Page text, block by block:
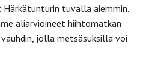
tuvalla aiemmin.
aliarvioineet hiihtomatkan
jolla metsäsuksilla voi